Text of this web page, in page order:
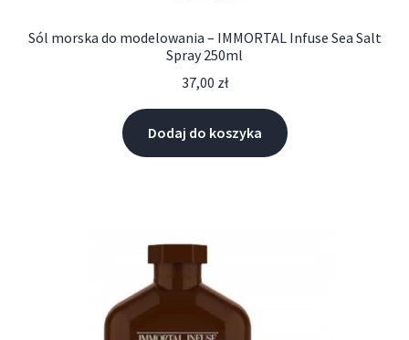
Sól morska do modelowania – IMMORTAL Infuse Sea Salt
Spray 250ml
37,00 zł
Dodaj do koszyka